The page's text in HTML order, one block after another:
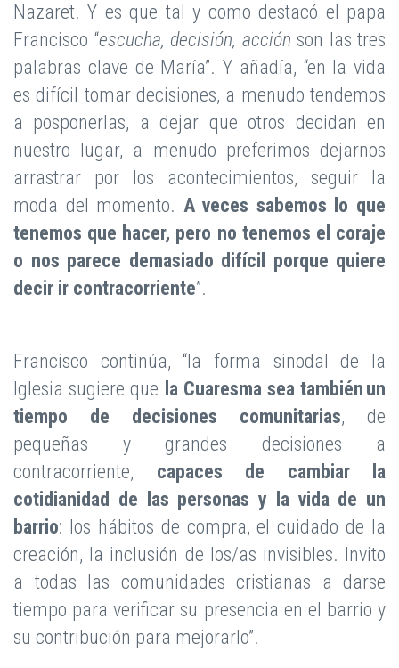
Nazaret. Y es que tal y como destacó el papa
Francisco “escucha, decisión, acción son las tres
palabras clave de María”. Y añadía, “en la vida
es difícil tomar decisiones, a menudo tendemos
a posponerlas, a dejar que otros decidan en
nuestro lugar, a menudo preferimos dejarnos
arrastrar por los acontecimientos, seguir la
moda del momento. A veces sabemos lo que
tenemos que hacer, pero no tenemos el coraje
o nos parece demasiado difícil porque quiere
decir ir contracorriente”.
Francisco continúa, “la forma sinodal de la
Iglesia sugiere que la Cuaresma sea también un
tiempo de decisiones comunitarias, de
pequeñas y grandes decisiones a
contracorriente, capaces de cambiar la
cotidianidad de las personas y la vida de un
barrio: los hábitos de compra, el cuidado de la
creación, la inclusión de los/as invisibles. Invito
a todas las comunidades cristianas a darse
tiempo para verificar su presencia en el barrio y
su contribución para mejorarlo”.